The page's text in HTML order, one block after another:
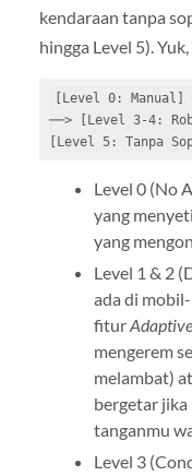
kendaraan tanpa
hingga Level 5).
[Level 0:
──> [Level 3-4:
Level 0 (No
yang
yang
Level 1 & 2
ada di
fitur
mengerem
melambat)
bergetar jika
tanganmu
Level 3